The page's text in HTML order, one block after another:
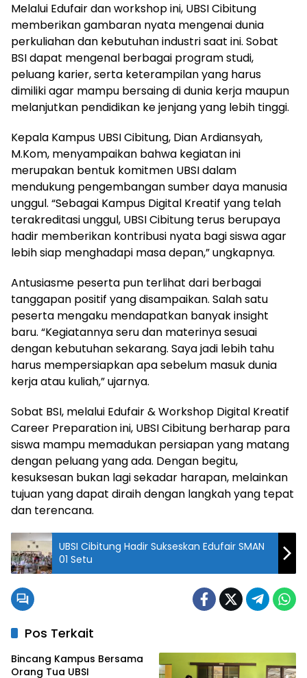
Melalui Edufair dan workshop ini, UBSI Cibitung
memberikan gambaran nyata mengenai dunia
perkuliahan dan kebutuhan industri saat ini. Sobat
BSI dapat mengenal berbagai program studi,
peluang karier, serta keterampilan yang harus
dimiliki agar mampu bersaing di dunia kerja maupun
melanjutkan pendidikan ke jenjang yang lebih tinggi.
Kepala Kampus UBSI Cibitung, Dian Ardiansyah,
M.Kom, menyampaikan bahwa kegiatan ini
merupakan bentuk komitmen UBSI dalam
mendukung pengembangan sumber daya manusia
unggul. “Sebagai Kampus Digital Kreatif yang telah
terakreditasi unggul, UBSI Cibitung terus berupaya
hadir memberikan kontribusi nyata bagi siswa agar
lebih siap menghadapi masa depan,” ungkapnya.
Antusiasme peserta pun terlihat dari berbagai
tanggapan positif yang disampaikan. Salah satu
peserta mengaku mendapatkan banyak insight
baru. “Kegiatannya seru dan materinya sesuai
dengan kebutuhan sekarang. Saya jadi lebih tahu
harus mempersiapkan apa sebelum masuk dunia
kerja atau kuliah,” ujarnya.
Sobat BSI, melalui Edufair & Workshop Digital Kreatif
Career Preparation ini, UBSI Cibitung berharap para
siswa mampu memadukan persiapan yang matang
dengan peluang yang ada. Dengan begitu,
kesuksesan bukan lagi sekadar harapan, melainkan
tujuan yang dapat diraih dengan langkah yang tepat
dan terencana.
UBSI Cibitung Hadir Sukseskan Edufair SMAN
01 Setu
Pos Terkait
Bincang Kampus Bersama
Orang Tua UBSI